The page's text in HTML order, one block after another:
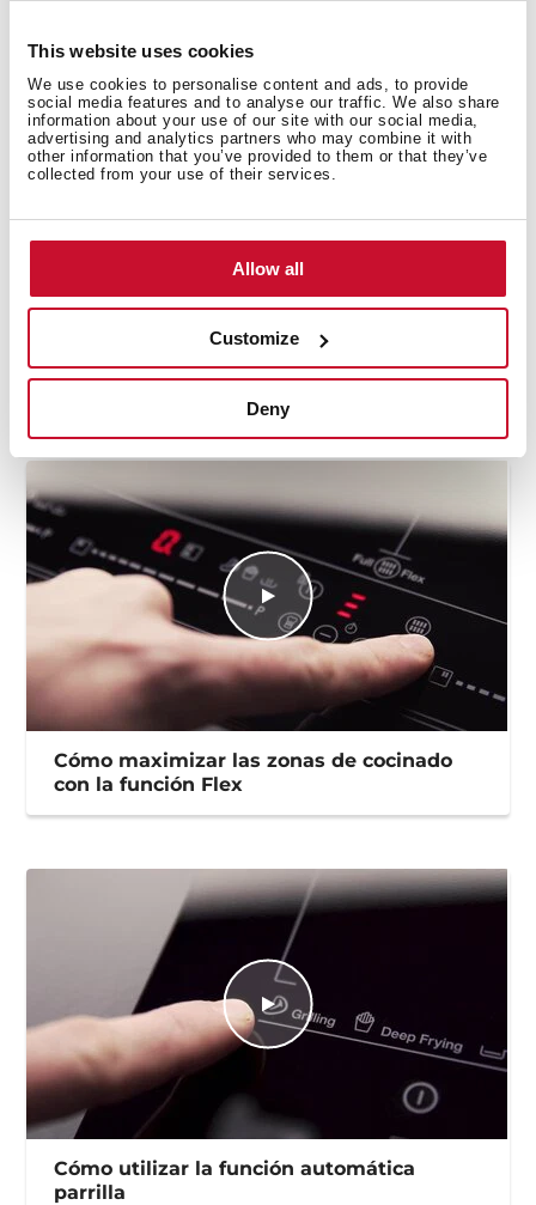
This website uses cookies
We use cookies to personalise content and ads, to provide
social media features and to analyse our traffic. We also share
information about your use of our site with our social media,
advertising and analytics partners who may combine it with
other information that you’ve provided to them or that they’ve
collected from your use of their services.
Allow all
Customize
Deny
Cómo utilizar la función automática: freír
Cómo maximizar las zonas de cocinado
con la función Flex
Cómo utilizar la función automática
parrilla